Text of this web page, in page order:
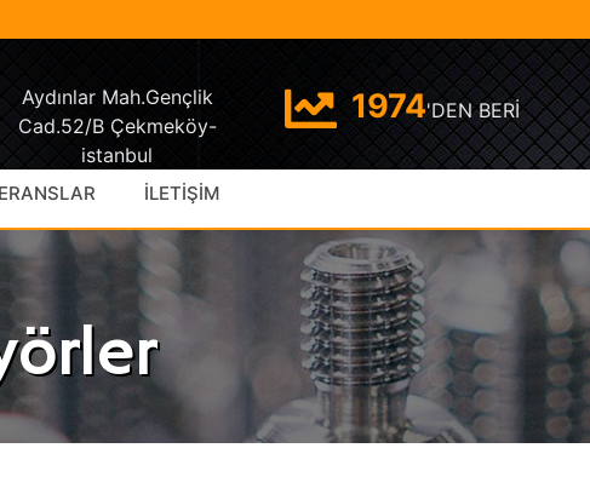
Aydınlar Mah.Gençlik
Cad.52/B Çekmeköy-
istanbul
1974'DEN BERİ
İLETİŞİM